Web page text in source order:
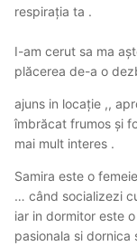
respirația ta .
I-am cerut sa ma
plăcerea de-a o
ajuns in locație ,,
îmbrăcat frumos și
mai mult interes .
Samira este o
… când socializezi
iar in dormitor este
pasionala si